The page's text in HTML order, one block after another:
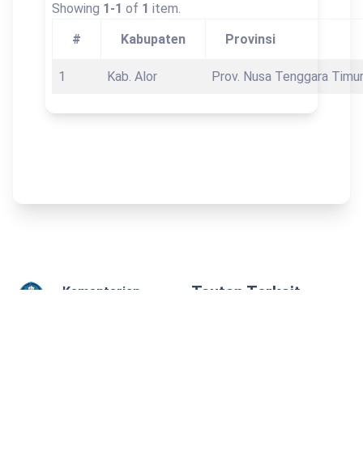
Showing 1-1 of 1 item.
#
Kabupaten Provinsi
1 Kab. Alor Prov. Nusa Tenggara Timur
Kementerian
Tautan Terkait